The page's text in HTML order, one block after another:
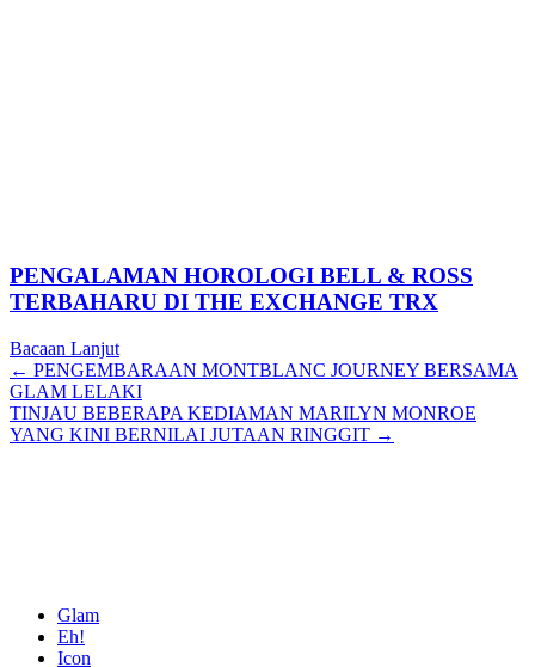
PENGALAMAN HOROLOGI BELL & ROSS
TERBAHARU DI THE EXCHANGE TRX
Bacaan Lanjut
Posts
navigation
← PENGEMBARAAN MONTBLANC JOURNEY BERSAMA
GLAM LELAKI
TINJAU BEBERAPA KEDIAMAN MARILYN MONROE
YANG KINI BERNILAI JUTAAN RINGGIT →
Glam
Eh!
Icon